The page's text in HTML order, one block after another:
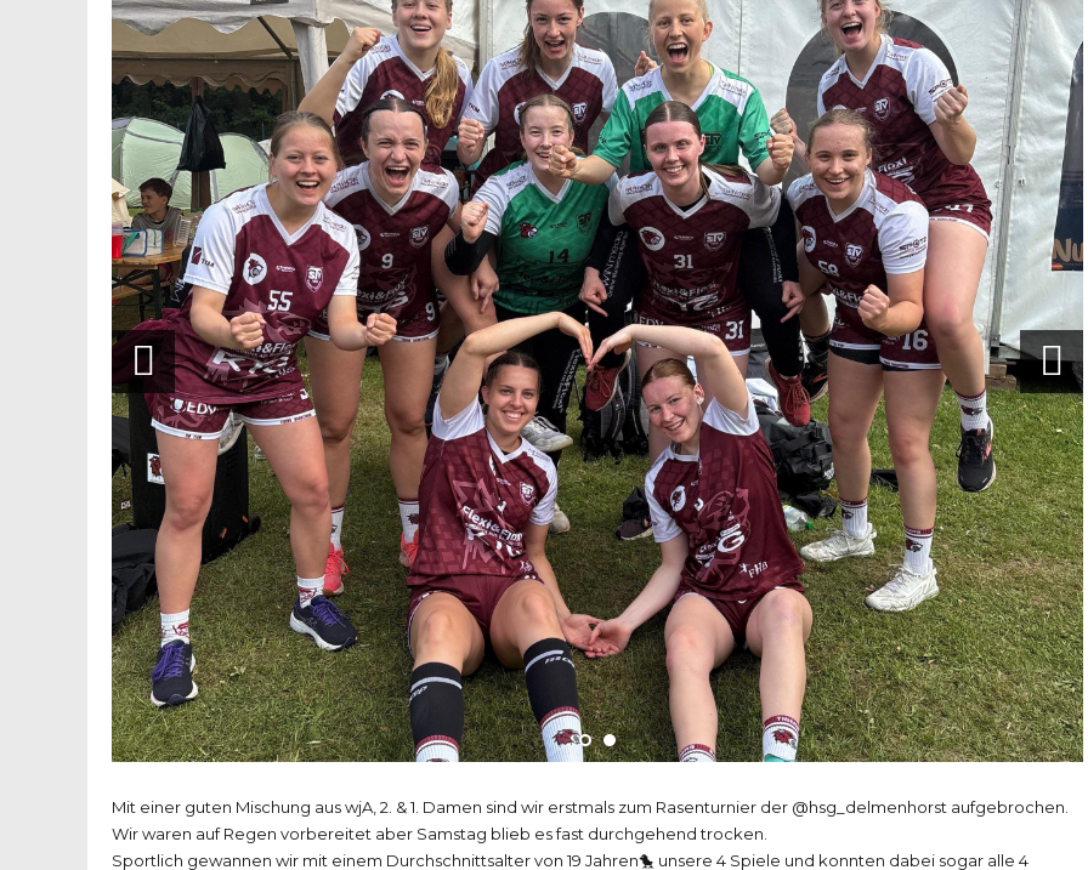
Mit einer guten Mischung aus wjA, 2. & 1. Damen sind wir erstmals zum Rasenturnier der @hsg_delmenhorst aufgebrochen.
Wir waren auf Regen vorbereitet aber Samstag blieb es fast durchgehend trocken.
Sportlich gewannen wir mit einem Durchschnittsalter von 19 Jahren🐤 unsere 4 Spiele und konnten dabei sogar alle 4